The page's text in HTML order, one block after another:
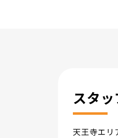
スタ
天王寺エリ